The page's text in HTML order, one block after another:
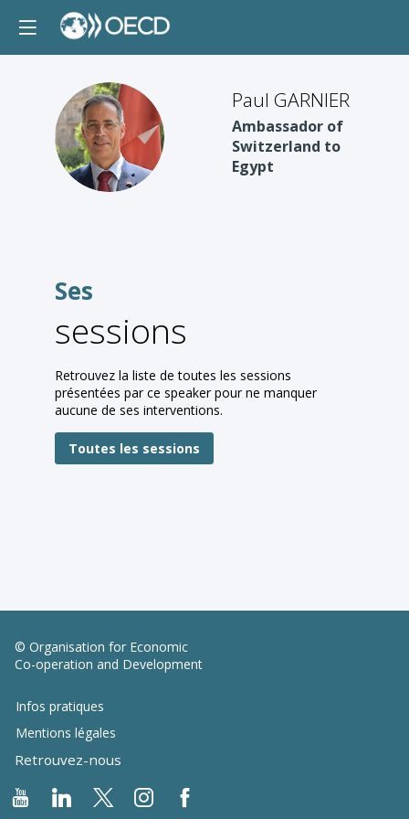
PG
Paul GARNIER
Ambassador of
Switzerland to
Egypt
Ses
sessions
Retrouvez la liste de toutes les sessions
présentées par ce speaker pour ne manquer
aucune de ses interventions.
Toutes les sessions
© Organisation for Economic
Co-operation and Development
Infos pratiques
Mentions légales
Retrouvez-nous